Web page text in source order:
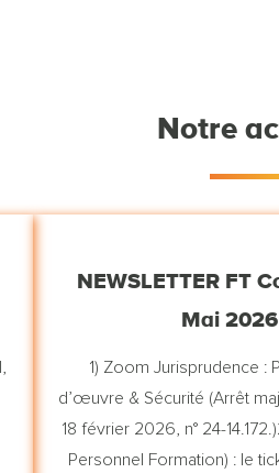
Notre
NEWSLETTER FT
Mai 2026
1) Zoom Jurisprudence :
d’œuvre & Sécurité (Arrêt
18 février 2026, n° 24-
Personnel Formation) : le